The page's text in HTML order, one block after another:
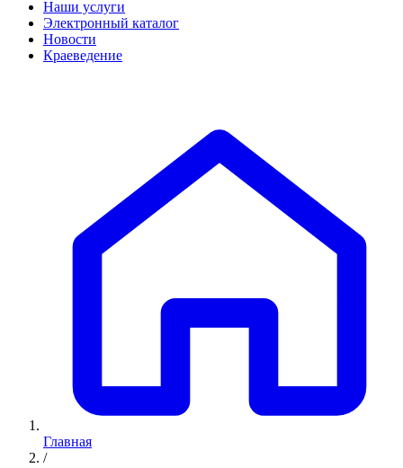
Наши услуги
Электронный каталог
Новости
Краеведение
Главная
/